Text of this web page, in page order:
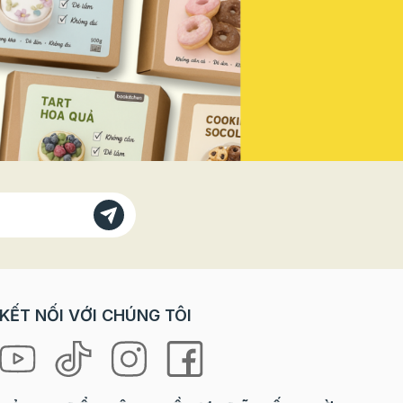
sao
với các
chơi
lại
cả
mang
cho
cần
mọi
doanh thu mùa lễ hội năm nay! Vì
Sao Bạn Không Thể Đứng Ngoài
"Sân Khấu" Này? Trong các dịp
lễ lớn, đặc biệt là ngày Quốc
khánh, tâm lý khách hàng có sự
thay đổi rõ rệt: Nhu cầu "check-
in" tăng vọt: Khách hàng, đặc
biệt là giới trẻ, luôn tìm kiếm
mang đậm tinh thần lễ hội để
chụp ảnh và chia sẻ lên mạng xã
nghiệm: Họ không chỉ mua một
mua cả không khí, cảm xúc và
phẩm phiên bản giới hạn (Limited
Edition): Yếu tố độc đáo, chỉ xuất
hiện trong mùa lễ sẽ kích thích
KẾT NỐI VỚI CHÚNG TÔI